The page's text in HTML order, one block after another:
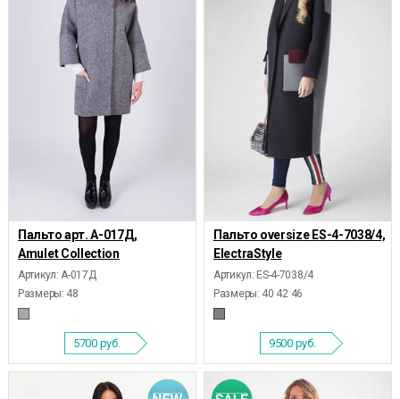
Пальто арт. А-017Д,
Amulet Collection
Артикул: А-017Д
Размеры: 48
5700 руб.
Пальто oversize ES-4-7038/4,
ElectraStyle
Артикул: ES-4-7038/4
Размеры: 40 42 46
9500 руб.